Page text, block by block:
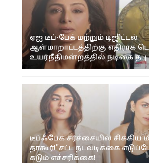
ஏஐ டீப்-பேக் மற்றும் டிஜிட்டல்
ஆள்மாறாட்டத்திற்கு எதிராக
உயர்நீதிமன்றத்தில் நடிகை தபு
டீப்ஃபேக் சர்ச்சையில் சிக்கிய
தாகூர்!"சட்ட நடவடிக்கை
கடும் எச்சரிக்கை!